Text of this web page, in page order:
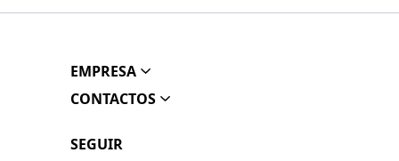
EMPRESA
CONTACTOS
SEGUIR